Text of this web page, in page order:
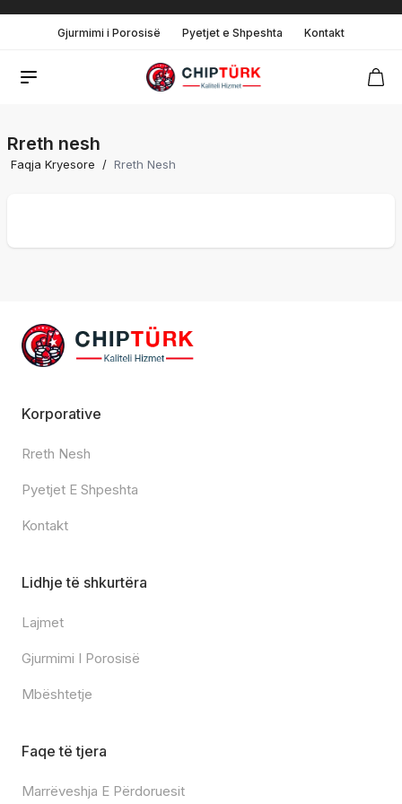
Gjurmimi i Porosisë Pyetjet e Shpeshta Kontakt
Rreth nesh
Faqja Kryesore / Rreth Nesh
Korporative
Rreth Nesh
Pyetjet E Shpeshta
Kontakt
Lidhje të shkurtëra
Lajmet
Gjurmimi I Porosisë
Mbështetje
Faqe të tjera
Marrëveshja E Përdoruesit